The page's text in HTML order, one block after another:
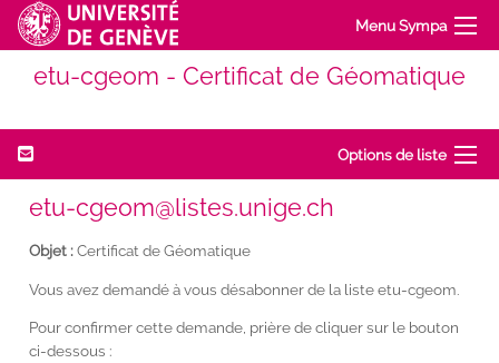
Menu Sympa
etu-cgeom - Certificat de Géomatique
Options de liste
etu-cgeom@listes.unige.ch
Objet :Certificat de Géomatique
Vous avez demandé à vous désabonner de la liste etu-cgeom.
Pour confirmer cette demande, prière de cliquer sur le bouton
ci-dessous :